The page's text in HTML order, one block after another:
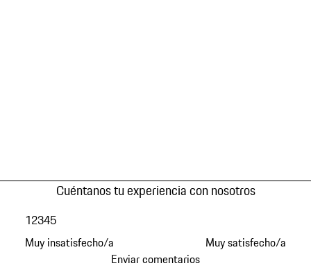
Cuéntanos tu experiencia con nosotros
Muy insatisfecho/a
12345
Muy satisfecho/a
Enviar comentarios